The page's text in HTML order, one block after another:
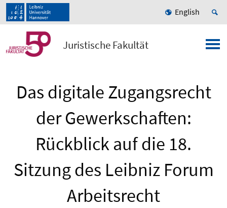
English
Juristische Fakultät
Das digitale Zugangsrecht
der Gewerkschaften:
Rückblick auf die 18.
Sitzung des Leibniz Forum
Arbeitsrecht